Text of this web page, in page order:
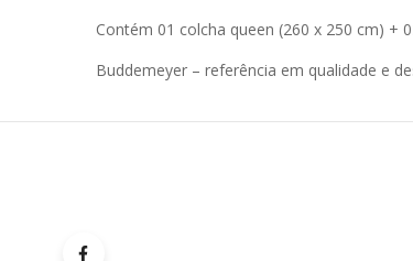
Contém 01 colcha queen (260 x 250 cm) +
Buddemeyer – referência em qualidade e